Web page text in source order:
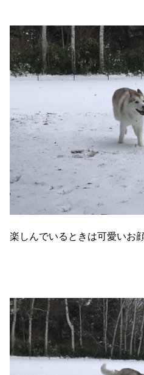
楽しんでいるときは可愛いお